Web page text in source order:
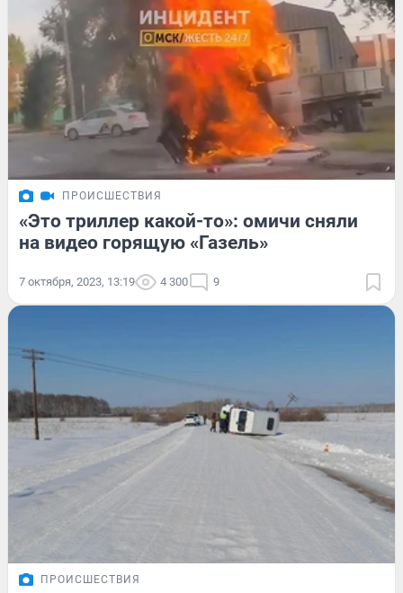
ПРОИСШЕСТВИЯ
«Это триллер какой-то»: омичи сняли
на видео горящую «Газель»
7 октября, 2023, 13:19 4 300 9
ПРОИСШЕСТВИЯ